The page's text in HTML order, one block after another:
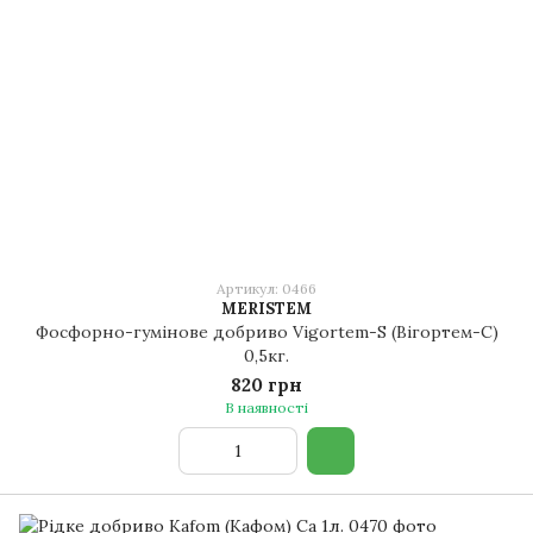
Артикул: 0466
MERISTEM
Фосфорно-гумінове добриво Vigortem-S (Вігортем-С)
0,5кг.
820 грн
В наявності